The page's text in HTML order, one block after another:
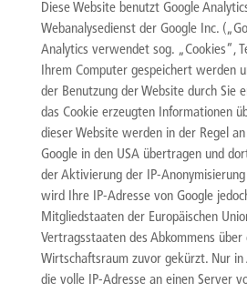
Diese Website benutzt Google
Webanalysedienst der Google Inc.
Analytics verwendet sog. „Cookies“,
Ihrem Computer gespeichert werden
der Benutzung der Website durch Sie
das Cookie erzeugten Informationen
dieser Website werden in der Regel
Google in den USA übertragen und
der Aktivierung der IP-
wird Ihre IP-Adresse von Google
Mitgliedstaaten der Europäischen
Vertragsstaaten des Abkommens über
Wirtschaftsraum zuvor gekürzt. Nur in
die volle IP-Adresse an einen Server